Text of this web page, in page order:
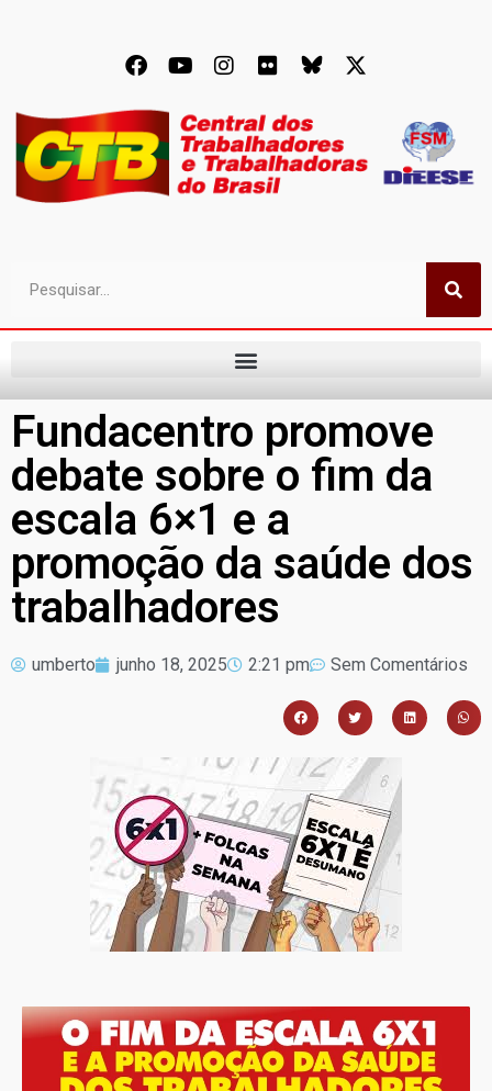
Fundacentro promove
debate sobre o fim da
escala 6×1 e a
promoção da saúde dos
trabalhadores
umberto junho 18, 2025 2:21 pm Sem Comentários